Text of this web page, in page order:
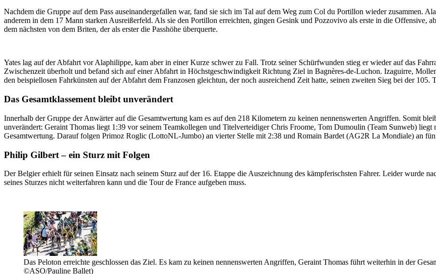
Nachdem die Gruppe auf dem Pass auseinandergefallen war, fand sie sich im Tal auf dem Weg zum Col du Portillon wieder zusammen.
anderem in dem 17 Mann starken Ausreißerfeld. Als sie den Portillon erreichten, gingen Gesink und Pozzovivo als erste in die Offensive,
dem nächsten von dem Briten, der als erster die Passhöhe überquerte.
Yates lag auf der Abfahrt vor Alaphilippe, kam aber in einer Kurze schwer zu Fall. Trotz seiner Schürfwunden stieg er wieder auf das
Zwischenzeit überholt und befand sich auf einer Abfahrt in Höchstgeschwindigkeit Richtung Ziel in Bagnères-de-Luchon. Izaguirre,
den beispiellosen Fahrkünsten auf der Abfahrt dem Franzosen gleichtun, der noch ausreichend Zeit hatte, seinen zweiten Sieg bei der 105.
Das Gesamtklassement bleibt unverändert
Innerhalb der Gruppe der Anwärter auf die Gesamtwertung kam es auf den 218 Kilometern zu keinen nennenswerten Angriffen. Somit
unverändert: Geraint Thomas liegt 1:39 vor seinem Teamkollegen und Titelverteidiger Chris Froome, Tom Dumoulin (Team Sunweb)
Gesamtwertung. Darauf folgen Primoz Roglic (LottoNL-Jumbo) an vierter Stelle mit 2:38 und Romain Bardet (AG2R La Mondiale) an
Philip Gilbert – ein Sturz mit Folgen
Der Belgier erhielt für seinen Einsatz nach seinem Sturz auf der 16. Etappe die Auszeichnung des kämpferischsten Fahrer. Leider wurde
seines Sturzes nicht weiterfahren kann und die Tour de France aufgeben muss.
Das Peloton erreichte geschlossen das Ziel. Es kam zu keinen nennenswerten Angriffen, Geraint Thomas führt weiterhin in der
©ASO/Pauline Ballet)